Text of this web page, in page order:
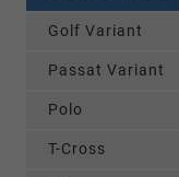
Golf Variant
Passat Variant
Polo
T-Cross